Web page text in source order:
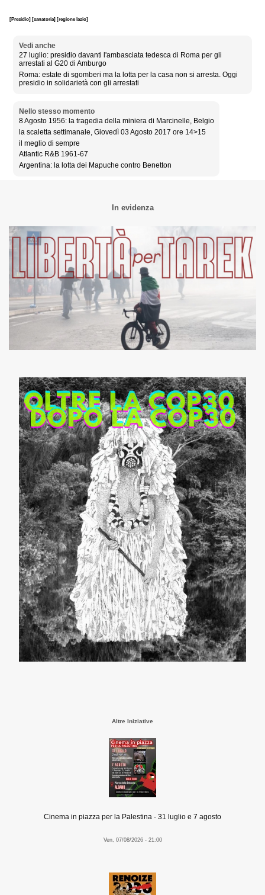
[Presidio] [sanatoria] [regione lazio]
Vedi anche
27 luglio: presidio davanti l'ambasciata tedesca di Roma per gli
arrestati al G20 di Amburgo
Roma: estate di sgomberi ma la lotta per la casa non si arresta. Oggi
presidio in solidarietà con gli arrestati
Nello stesso momento
8 Agosto 1956: la tragedia della miniera di Marcinelle, Belgio
la scaletta settimanale, Giovedì 03 Agosto 2017 ore 14>15
il meglio di sempre
Atlantic R&B 1961-67
Argentina: la lotta dei Mapuche contro Benetton
In evidenza
Altre Iniziative
Cinema in piazza per la Palestina - 31 luglio e 7 agosto
Ven, 07/08/2026 - 21:00